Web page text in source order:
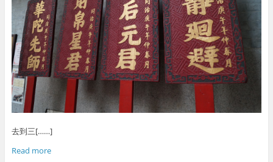
去到三[……]
Read more